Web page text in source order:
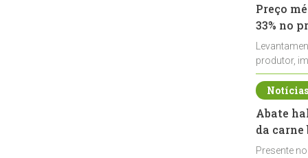
Preço
33% no
produtor,
de leite cru
Abate
da
Presente